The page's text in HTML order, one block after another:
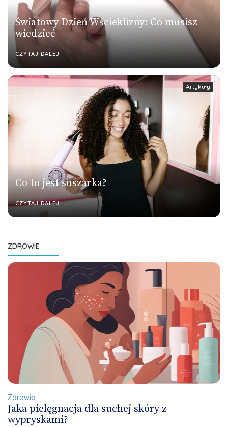
Światowy Dzień Wścieklizny: Co musisz
wiedzieć
CZYTAJ DALEJ
Artykuły
Co to jest suszarka?
CZYTAJ DALEJ
ZDROWIE
Zdrowie
Jaka pielęgnacja dla suchej skóry z
wypryskami?